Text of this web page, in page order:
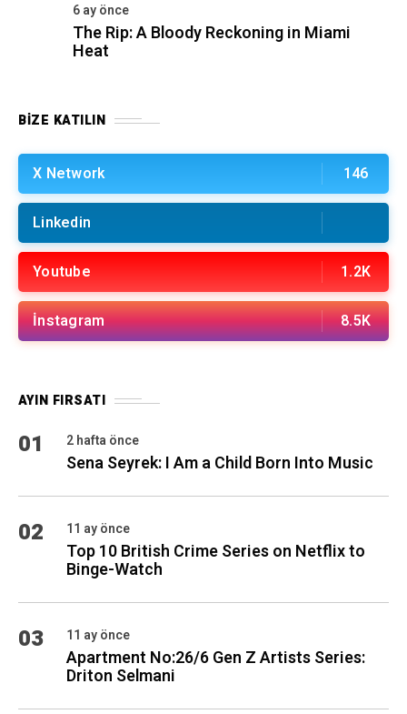
6 ay önce
The Rip: A Bloody Reckoning in Miami
Heat
BIZE KATILIN
X Network 146
Linkedin
Youtube 1.2K
İnstagram 8.5K
AYIN FIRSATI
01 2 hafta önce
Sena Seyrek: I Am a Child Born Into Music
02 11 ay önce
Top 10 British Crime Series on Netflix to
Binge-Watch
03 11 ay önce
Apartment No:26/6 Gen Z Artists Series:
Driton Selmani